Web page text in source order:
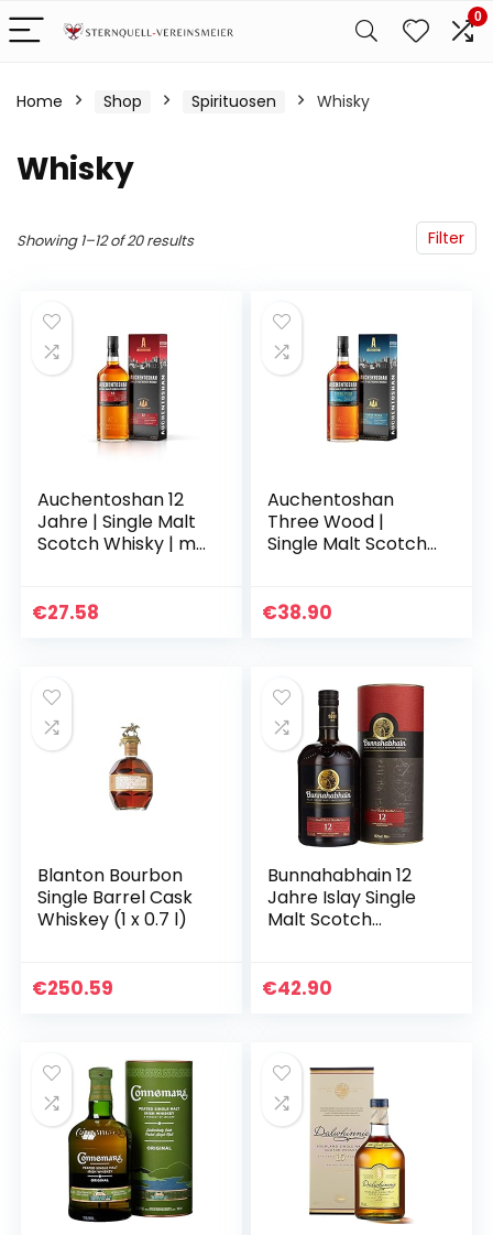
0
Home Shop Spirituosen Whisky
Whisky
Filter
Showing 1–12 of 20 results
Auchentoshan 12
Jahre | Single Malt
Scotch Whisky | mit
Karamellgeschmac
€27.58
Auchentoshan
Three Wood |
Single Malt Scotch
ng | 43% Vol |
€38.90
Blanton Bourbon
Single Barrel Cask
Whiskey (1 x 0.7 l)
€250.59
Bunnahabhain 12
Jahre Islay Single
Malt Scotch
€42.90